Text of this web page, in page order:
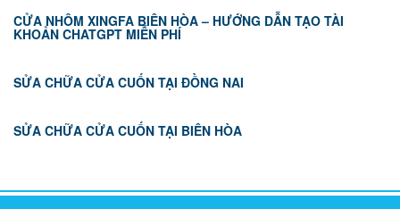
CỬA NHÔM XINGFA BIÊN HÒA – HƯỚNG DẪN TẠO TÀI
KHOẢN CHATGPT MIỄN PHÍ
SỬA CHỮA CỬA CUỐN TẠI ĐỒNG NAI
SỬA CHỮA CỬA CUỐN TẠI BIÊN HÒA